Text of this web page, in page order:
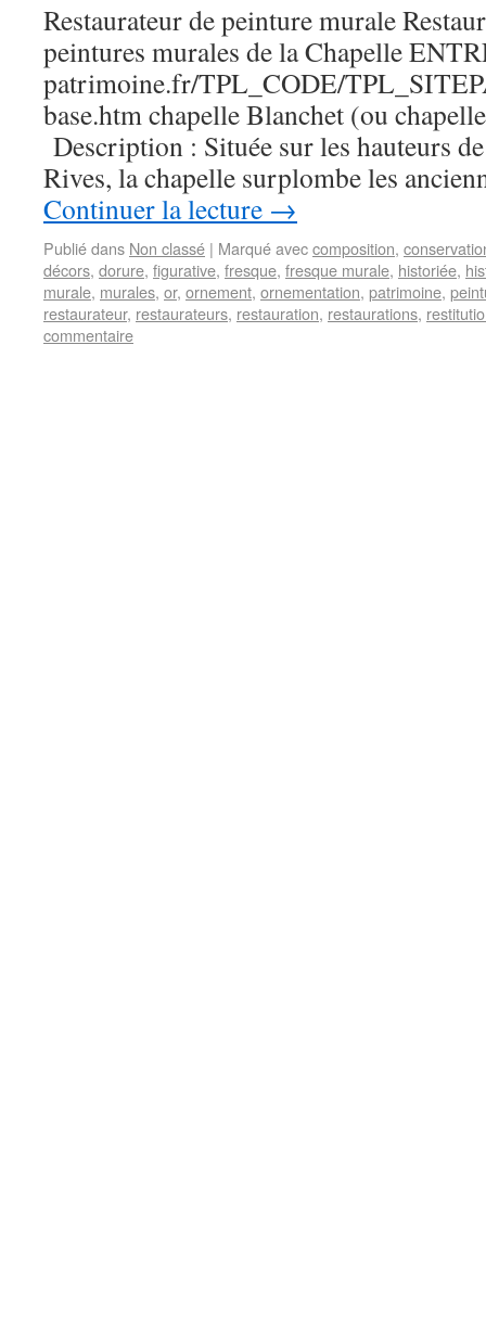
Restaurateur de peinture murale
peintures murales de la Chapelle
patrimoine.fr/TPL_CODE/
base.htm chapelle Blanchet (ou
Description : Située sur les hauteurs
Rives, la chapelle surplombe les
Continuer la lecture →
Publié dans Non classé | Marqué aveccomposition,
décors, dorure, figurative, fresque, fresque murale, historiée,
murale, murales, or, ornement, ornementation, patrimoine,
restaurateur, restaurateurs, restauration, restaurations,
commentaire